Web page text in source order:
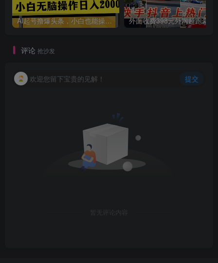
AI起号撸爆头条，小白也能操作，日入2000+
评论 抢沙发
欢迎您留下宝贵的见解！ 提交
暂无评论内容